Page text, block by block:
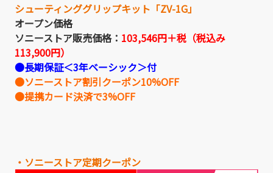
シューティンググリップキット「ZV-1G」
オープン価格
ソニーストア販売価格： 103,546円＋税（税込み
113,900円）
●長期保証＜3年ベーシック＞付
●ソニーストア割引クーポン10%OFF
●提携カード決済で3%OFF
・ソニーストア定期クーポン